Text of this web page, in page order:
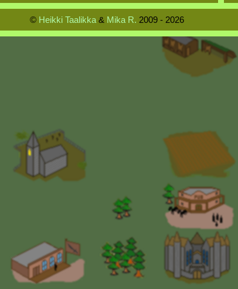
© Heikki Taalikka& Mika R. 2009 - 2026